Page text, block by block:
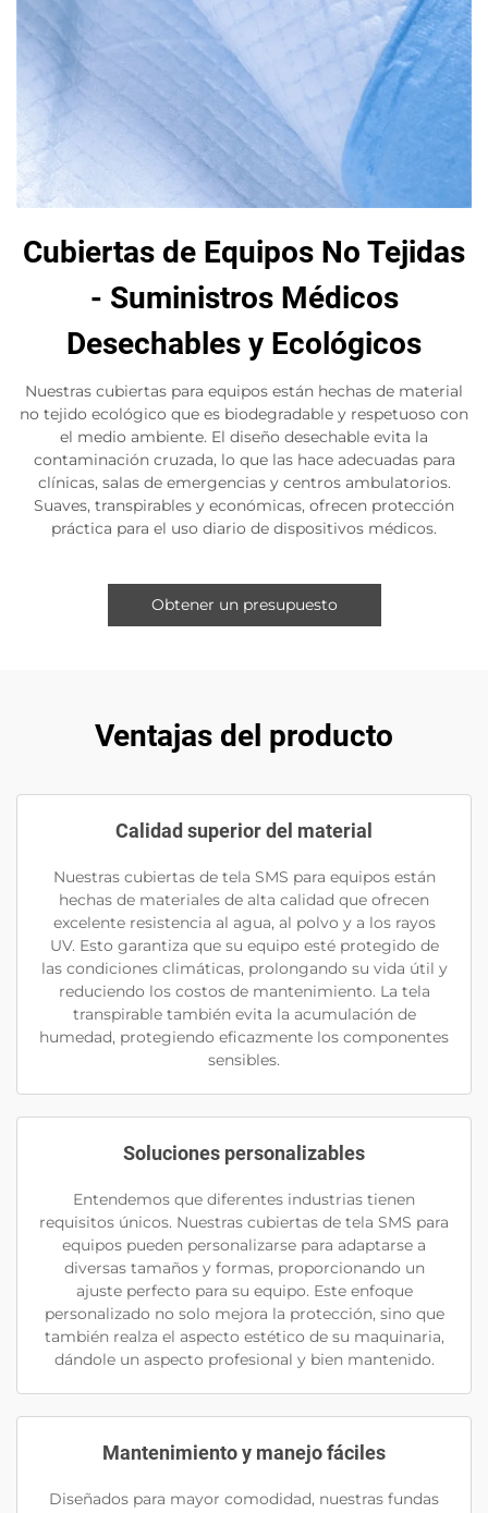
Cubiertas de Equipos No Tejidas
- Suministros Médicos
Desechables y Ecológicos
Nuestras cubiertas para equipos están hechas de material
no tejido ecológico que es biodegradable y respetuoso con
el medio ambiente. El diseño desechable evita la
contaminación cruzada, lo que las hace adecuadas para
clínicas, salas de emergencias y centros ambulatorios.
Suaves, transpirables y económicas, ofrecen protección
práctica para el uso diario de dispositivos médicos.
Obtener un presupuesto
Ventajas del producto
Calidad superior del material
Nuestras cubiertas de tela SMS para equipos están
hechas de materiales de alta calidad que ofrecen
excelente resistencia al agua, al polvo y a los rayos
UV. Esto garantiza que su equipo esté protegido de
las condiciones climáticas, prolongando su vida útil y
reduciendo los costos de mantenimiento. La tela
transpirable también evita la acumulación de
humedad, protegiendo eficazmente los componentes
sensibles.
Soluciones personalizables
Entendemos que diferentes industrias tienen
requisitos únicos. Nuestras cubiertas de tela SMS para
equipos pueden personalizarse para adaptarse a
diversas tamaños y formas, proporcionando un
ajuste perfecto para su equipo. Este enfoque
personalizado no solo mejora la protección, sino que
también realza el aspecto estético de su maquinaria,
dándole un aspecto profesional y bien mantenido.
Mantenimiento y manejo fáciles
Diseñados para mayor comodidad, nuestras fundas